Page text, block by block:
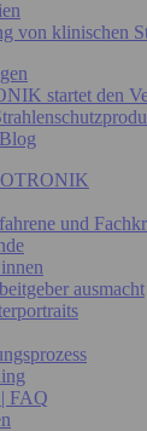
von klinischen
startet den
und
ausmacht
FAQ